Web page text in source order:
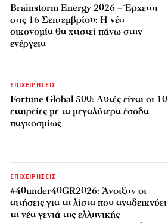
Brainstorm Energy 2026 – Έρχεται
στις 16 Σεπτεμβρίου: Η νέα
οικονομία θα χτιστεί πάνω στην
ενέργεια
ΕΠΙΧΕΙΡΗΣΕΙΣ
Fortune Global 500: Αυτές είναι οι 10
εταιρείες με τα μεγαλύτερα έσοδα
παγκοσμίως
ΕΠΙΧΕΙΡΗΣΕΙΣ
#40under40GR2026: Άνοιξαν οι
αιτήσεις για τη λίστα που αναδεικνύει
τη νέα γενιά της ελληνικής